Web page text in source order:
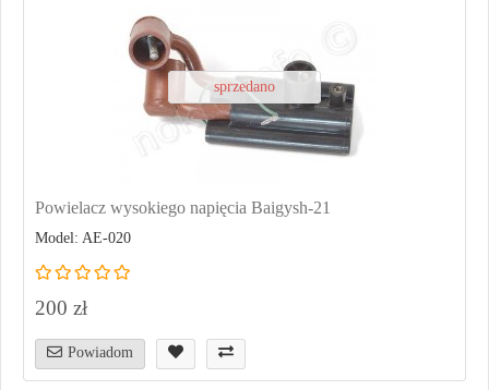
sprzedano
Powielacz wysokiego napięcia Baigysh-21
Model: AE-020
200 zł
Powiadom